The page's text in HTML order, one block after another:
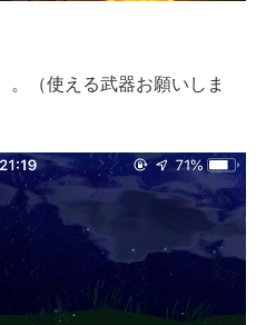
（使える武器お願いしま